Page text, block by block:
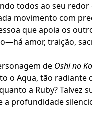
todos ao seu
movimento com
que apoia os
amor, traição,
de Oshi no Ko
o Aqua, tão radiante
a Ruby? Talvez
profundidade